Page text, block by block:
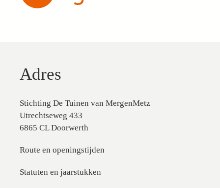
Adres
Stichting De Tuinen van MergenMetz
Utrechtseweg 433
6865 CL Doorwerth
Route en openingstijden
Statuten en jaarstukken